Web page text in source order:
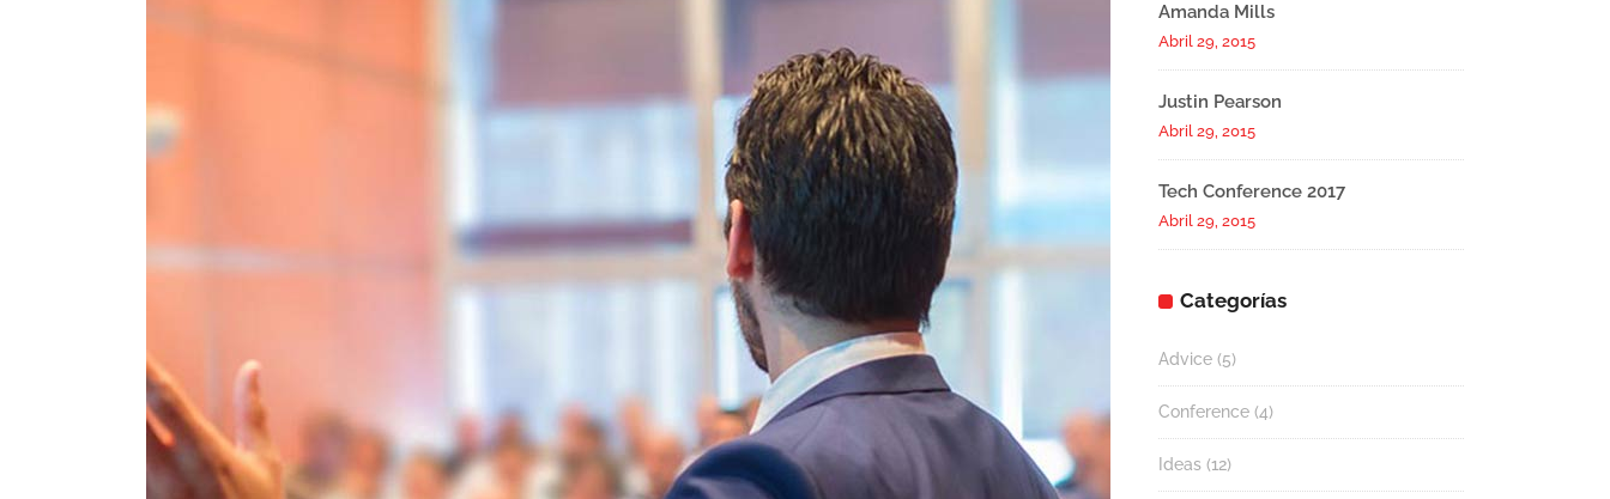
Amanda Mills
Abril 29, 2015
Justin Pearson
Abril 29, 2015
Tech Conference 2017
Abril 29, 2015
Categorías
Advice (5)
Conference (4)
Ideas (12)